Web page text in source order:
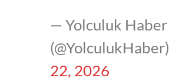
— Yolculuk Haber
(@YolculukHaber)
22, 2026